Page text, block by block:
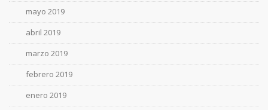
mayo 2019
abril 2019
marzo 2019
febrero 2019
enero 2019